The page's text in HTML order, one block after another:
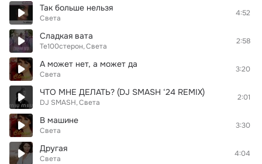
Так больше нельзя
Света
4:52
Сладкая вата
Те100стерон Света
2:58
А может нет, а может да
Света
3:20
ЧТО МНЕ ДЕЛАТЬ? (DJ SMASH ‘24 REMIX)
DJ SMASH Света
2:01
В машине
Света
3:30
Другая
Света
4:04